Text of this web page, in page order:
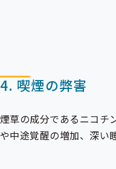
4. 喫煙の弊害
煙草の成分であるニコチ
や中途覚醒の増加、深い